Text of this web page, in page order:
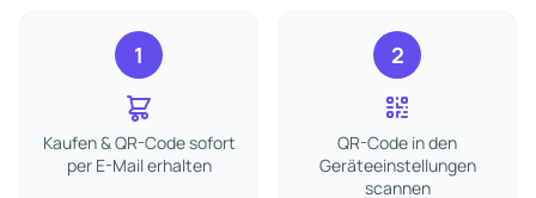
1
Kaufen & QR-Code sofort
per E-Mail erhalten
2
QR-Code in den
Geräteeinstellungen
scannen